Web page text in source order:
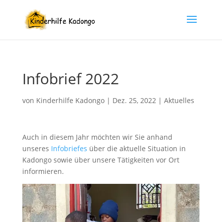
Infobrief 2022
von Kinderhilfe Kadongo| Dez. 25, 2022| Aktuelles
Auch in diesem Jahr möchten wir Sie anhand
unseres Infobriefes über die aktuelle Situation in
Kadongo sowie über unsere Tätigkeiten vor Ort
informieren.